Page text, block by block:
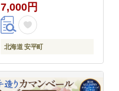
7,000円
北海道 安平町